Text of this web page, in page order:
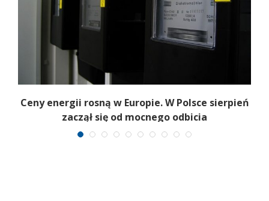
Ceny energii rosną w Europie. W Polsce sierpień
zaczął się od mocnego odbicia